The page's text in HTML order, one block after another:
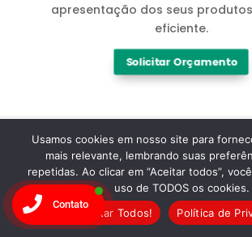
apresentação dos seus
eficiente.
Solicitar Orçamento
Marcas
Usamos cookies em nosso site para
mais relevante, lembrando suas
repetidas. Ao clicar em “Aceitar todos”,
uso de TODOS os cookies.
Aceitar Todos!
Política de
Contato